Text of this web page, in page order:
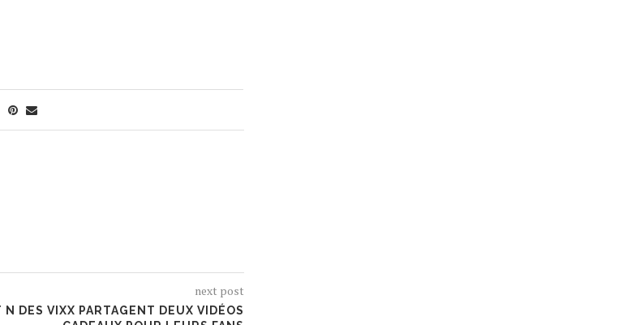
next post
N DES VIXX PARTAGENT DEUX VIDÉOS